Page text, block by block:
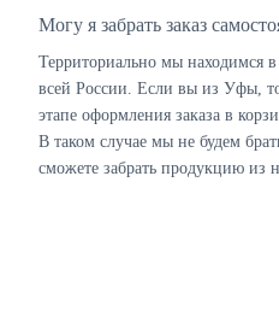
Могу я забрать заказ
Территориально мы находимся
всей России. Если вы из Уфы, то
этапе оформления заказа в
В таком случае мы не будем
сможете забрать продукцию из